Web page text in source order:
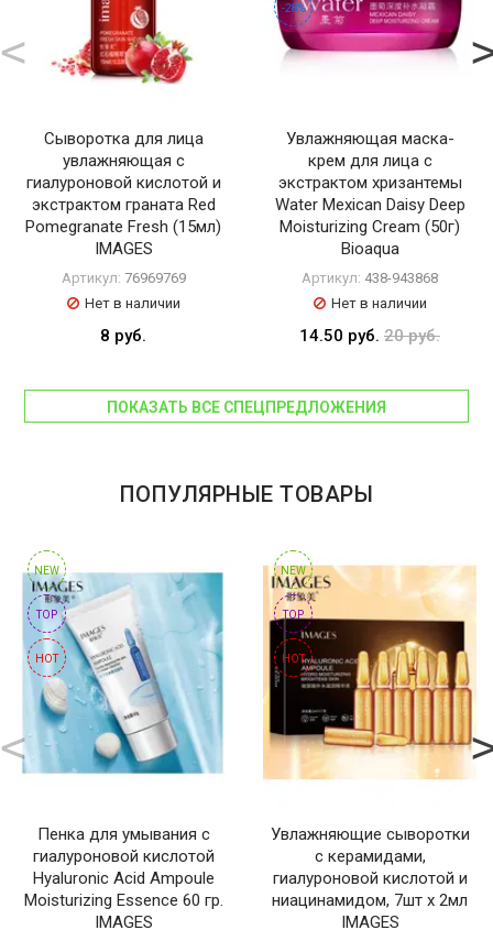
Сыворотка для лица
увлажняющая с
гиалуроновой кислотой и
экстрактом граната Red
Pomegranate Fresh (15мл)
IMAGES
Артикул: 76969769
Нет в наличии
8 руб.
-28%
Увлажняющая маска-
крем для лица с
экстрактом хризантемы
Water Mexican Daisy Deep
Moisturizing Cream (50г)
Bioaqua
Артикул: 438-943868
Нет в наличии
14.50 руб. 20 руб.
ПОКАЗАТЬ ВСЕ СПЕЦПРЕДЛОЖЕНИЯ
ПОПУЛЯРНЫЕ ТОВАРЫ
NEW
TOP
HOT
Пенка для умывания с
гиалуроновой кислотой
Hyaluronic Acid Ampoule
Moisturizing Essence 60 гр.
IMAGES
NEW
TOP
HOT
Увлажняющие сыворотки
с керамидами,
гиалуроновой кислотой и
ниацинамидом, 7шт x 2мл
IMAGES